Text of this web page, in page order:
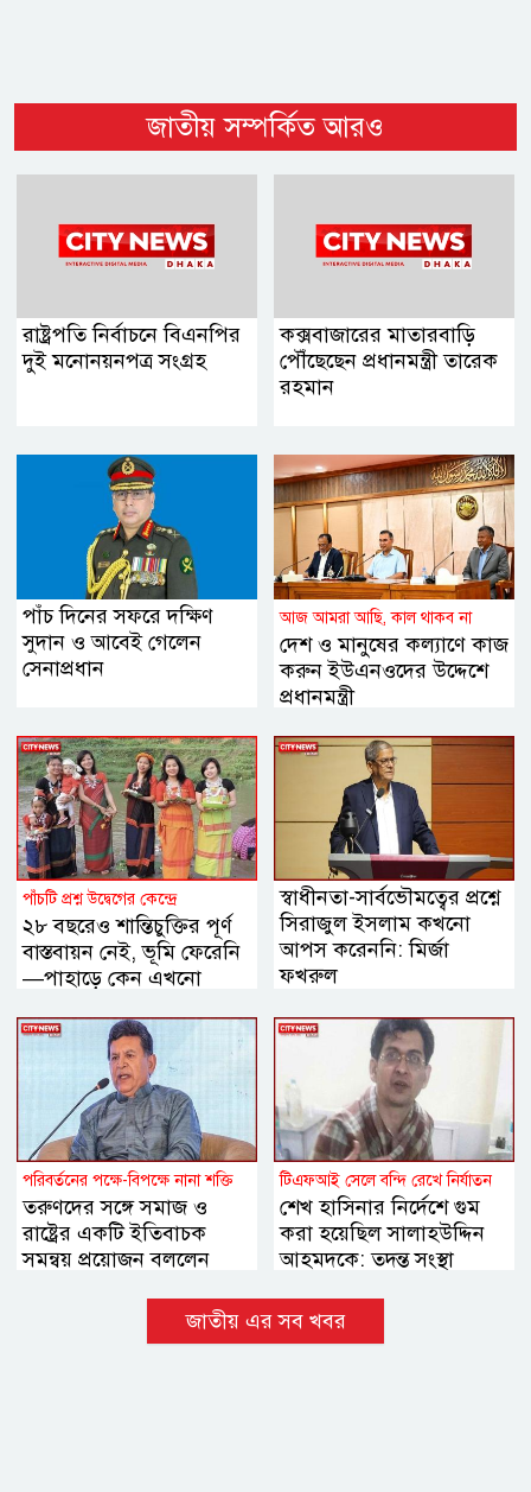
জাতীয় সম্পর্কিত আরও
রাষ্ট্রপতি নির্বাচনে বিএনপির
দুই মনোনয়নপত্র সংগ্রহ
কক্সবাজারের মাতারবাড়ি
পৌঁছেছেন প্রধানমন্ত্রী তারেক
রহমান
পাঁচ দিনের সফরে দক্ষিণ
সুদান ও আবেই গেলেন
সেনাপ্রধান
আজ আমরা আছি, কাল থাকব না
দেশ ও মানুষের কল্যাণে কাজ
করুন ইউএনওদের উদ্দেশে
প্রধানমন্ত্রী
পাঁচটি প্রশ্ন উদ্বেগের কেন্দ্রে
২৮ বছরেও শান্তিচুক্তির পূর্ণ
বাস্তবায়ন নেই, ভূমি ফেরেনি
—পাহাড়ে কেন এখনো
স্বাধীনতা-সার্বভৌমত্বের প্রশ্নে
সিরাজুল ইসলাম কখনো
আপস করেননি: মির্জা
ফখরুল
পরিবর্তনের পক্ষে-বিপক্ষে নানা শক্তি
তরুণদের সঙ্গে সমাজ ও
রাষ্ট্রের একটি ইতিবাচক
সমন্বয় প্রয়োজন বললেন
টিএফআই সেলে বন্দি রেখে নির্যাতন
শেখ হাসিনার নির্দেশে গুম
করা হয়েছিল সালাহউদ্দিন
আহমদকে: তদন্ত সংস্থা
জাতীয় এর সব খবর